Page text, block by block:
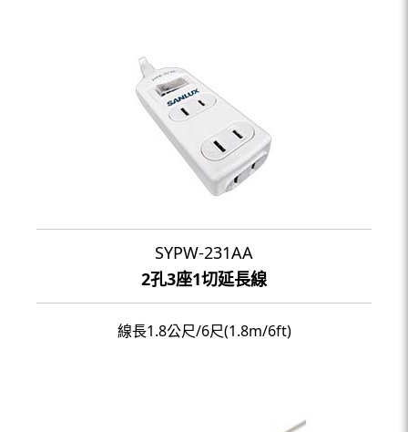
SYPW-231AA
2孔3座1切延長線
線長1.8公尺/6尺(1.8m/6ft)